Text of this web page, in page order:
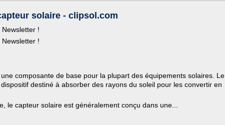
solaire - clipsol.com
!
!
composante de base pour la plupart des équipements solaires. Le
destiné à absorber des rayons du soleil pour les convertir en
le capteur solaire est généralement conçu dans une...